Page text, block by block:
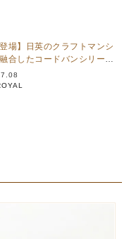
登場】日英のクラフトマンシ
合したコードバンシリーズ
ロイヤル